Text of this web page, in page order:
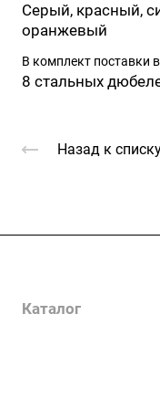
Серый, красный,
оранжевый
В комплект поставки
8 стальных
Назад к
Каталог